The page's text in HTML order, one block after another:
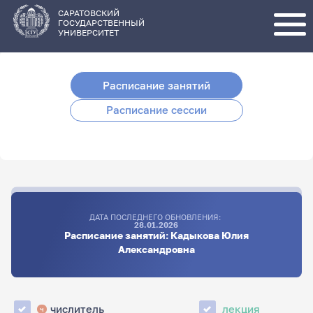
основному
содержанию
САРАТОВСКИЙ
ГОСУДАРСТВЕННЫЙ
УНИВЕРСИТЕТ
Расписание занятий
Расписание сессии
ДАТА ПОСЛЕДНЕГО ОБНОВЛЕНИЯ:
28.01.2026
Расписание занятий: Кадыкова Юлия
Александровна
ч числитель
лекция